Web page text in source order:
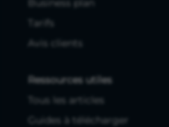
Business plan
Tarifs
Avis clients
Ressources utiles
Tous les articles
Guides à télécharger